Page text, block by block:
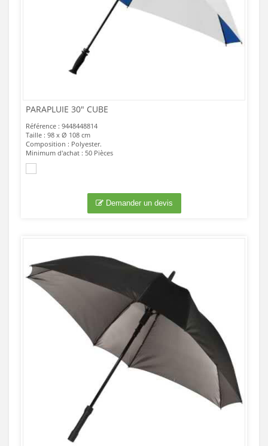
PARAPLUIE 30" CUBE
Référence : 9448448814
Taille : 98 x Ø 108 cm
Composition : Polyester.
Minimum d'achat : 50 Pièces
Demander un devis